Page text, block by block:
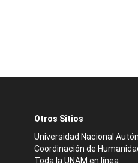
Otros Sitios
Universidad Nacional
Coordinación de
Toda la UNAM en línea